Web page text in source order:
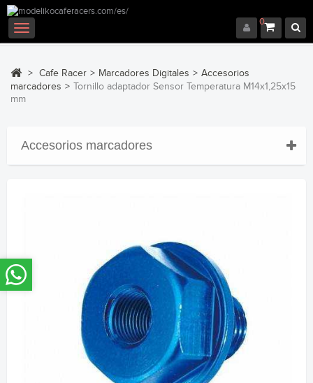
0
Navegación
Toggle
> Cafe Racer > Marcadores Digitales > Accesorios
marcadores > Tornillo adaptador Sensor Temperatura M14x1,25x15
mm
Accesorios marcadores